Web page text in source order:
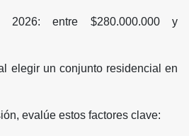
2026: entre $280.000.000 y
elegir un conjunto residencial en
evalúe estos factores clave: